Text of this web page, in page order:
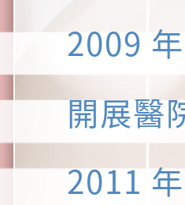
2009
開展醫
2011